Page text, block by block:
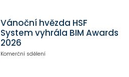
Vánoční hvězda HSF
System vyhrála BIM Awards
2026
Komerční sdělení